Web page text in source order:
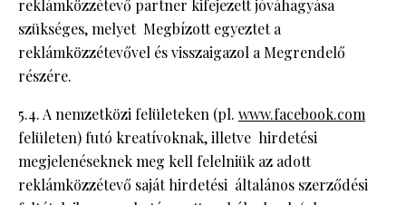
reklámközzétevő partner kifejezett jóváhagyása
szükséges, melyet Megbízott egyeztet a
reklámközzétevővel és visszaigazol a Megrendelő
részére.
5.4. A nemzetközi felületeken (pl. www.facebook.com
felületen) futó kreatívoknak, illetve hirdetési
megjelenéseknek meg kell felelniük az adott
reklámközzétevő saját hirdetési általános szerződési